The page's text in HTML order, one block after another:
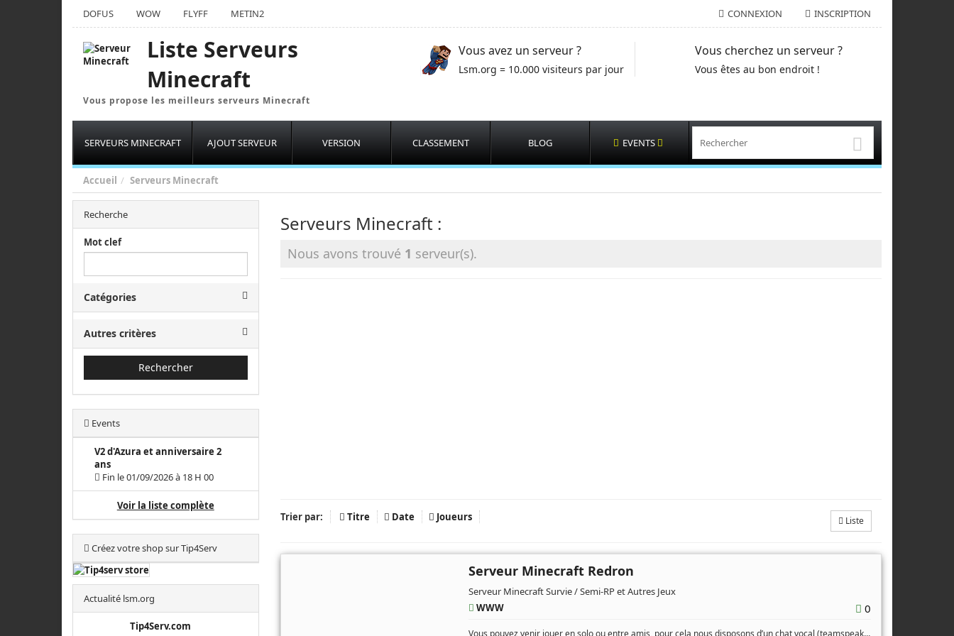
CONNEXION INSCRIPTION
DOFUS WOW FLYFF METIN2
Liste Serveurs
Minecraft
Vous propose les meilleurs serveurs Minecraft
Vous avez un serveur ?
Lsm.org = 10.000 visiteurs par jour
Vous cherchez un serveur ?
Vous êtes au bon endroit !
SERVEURS MINECRAFT AJOUT SERVEUR VERSION CLASSEMENT BLOG EVENTS
Accueil Serveurs Minecraft
Recherche
Mot clef
Catégories
Autres critères
Rechercher
Events
V2 d'Azura et anniversaire 2
ans
Fin le 01/09/2026 à 18 H 00
Voir la liste complète
Créez votre shop sur Tip4Serv
Actualité lsm.org
Tip4Serv.com
Serveurs Minecraft :
Nous avons trouvé 1 serveur(s).
Trier par: Titre Date Joueurs Liste
Serveur Minecraft Redron
Serveur Minecraft Survie / Semi-RP et Autres Jeux
WWW
0
Vous pouvez venir jouer en solo ou entre amis, pour cela nous disposons d’un chat vocal (teamspeak...